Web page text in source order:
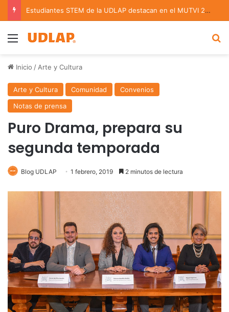
Estudiantes STEM de la UDLAP destacan en el MUTVI 2026
Menu
Inicio / Arte y Cultura
Arte y Cultura Comunidad
Convenios
Notas de prensa
Puro Drama, prepara su
segunda temporada
Blog UDLAP 1 febrero, 2019 2 minutos de lectura